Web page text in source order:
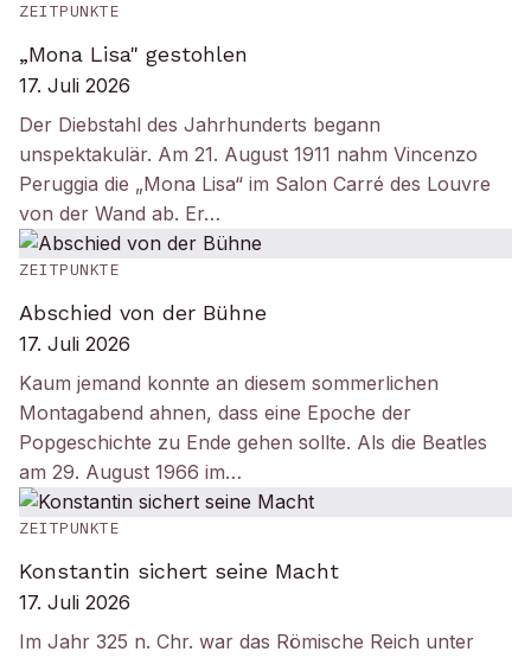
ZEITPUNKTE
„Mona Lisa" gestohlen
17. Juli 2026
Der Diebstahl des Jahrhunderts begann
unspektakulär. Am 21. August 1911 nahm Vincenzo
Peruggia die „Mona Lisa“ im Salon Carré des Louvre
von der Wand ab. Er…
ZEITPUNKTE
Abschied von der Bühne
17. Juli 2026
Kaum jemand konnte an diesem sommerlichen
Montagabend ahnen, dass eine Epoche der
Popgeschichte zu Ende gehen sollte. Als die Beatles
am 29. August 1966 im…
ZEITPUNKTE
Konstantin sichert seine Macht
17. Juli 2026
Im Jahr 325 n. Chr. war das Römische Reich unter